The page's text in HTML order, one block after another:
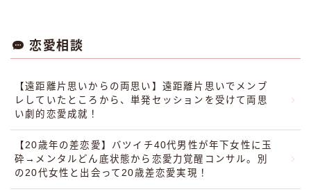
恋愛相談
【遠距離片思いからの両思い】遠距離片思いでメンブ
レしていたところから、単発セッションを受けて両思
い劇的恋愛成就！
【20歳年の差恋愛】バツイチ40代男性が年下女性に玉
砕→メンタルどん底状態から恋愛力覚醒コンサル。別
の20代女性と出会って20歳差恋愛実現！